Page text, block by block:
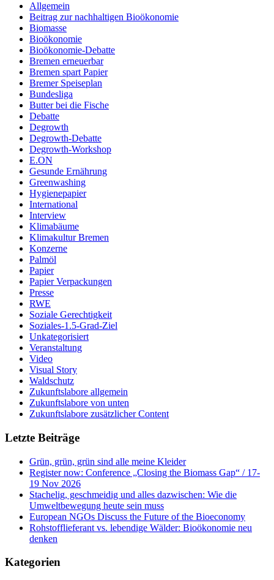
Allgemein
Beitrag zur nachhaltigen Bioökonomie
Biomasse
Bioökonomie
Bioökonomie-Debatte
Bremen erneuerbar
Bremen spart Papier
Bremer Speiseplan
Bundesliga
Butter bei die Fische
Debatte
Degrowth
Degrowth-Debatte
Degrowth-Workshop
E.ON
Gesunde Ernährung
Greenwashing
Hygienepapier
International
Interview
Klimabäume
Klimakultur Bremen
Konzerne
Palmöl
Papier
Papier Verpackungen
Presse
RWE
Soziale Gerechtigkeit
Soziales-1.5-Grad-Ziel
Unkategorisiert
Veranstaltung
Video
Visual Story
Waldschutz
Zukunftslabore allgemein
Zukunftslabore von unten
Zukunftslabore zusätzlicher Content
Letzte Beiträge
Grün, grün, grün sind alle meine Kleider
Register now: Conference „Closing the Biomass Gap“ / 17-
19 Nov 2026
Stachelig, geschmeidig und alles dazwischen: Wie die
Umweltbewegung heute sein muss
European NGOs Discuss the Future of the Bioeconomy
Rohstofflieferant vs. lebendige Wälder: Bioökonomie neu
denken
Kategorien